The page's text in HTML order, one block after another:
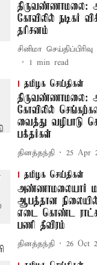
திருவண்ணாமலை:
கோவிலில் நடிகர்
தரிசனம்
சினிமா செய்திப்பிரிவு
1 min read
தமிழக செய்திகள்
திருவண்ணாமலை:
கோவிலில்
வைத்து வழிபாடு
பக்தர்கள்
தினத்தந்தி 25 Apr
தமிழக செய்திகள்
அண்ணாமலையார்
ஆபத்தான
எடை கொண்ட
பணி தீவிரம்
தினத்தந்தி 26 Oct